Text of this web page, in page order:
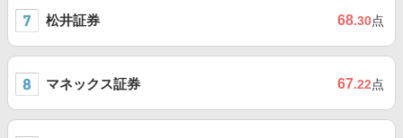
松井証券 68.30点
マネックス証券 67.22点